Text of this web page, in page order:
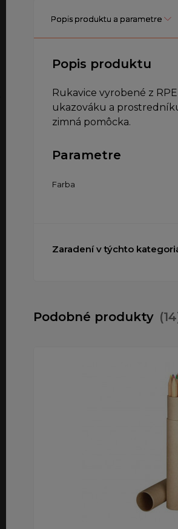
Popis produktu a parametre
Popis produktu
Rukavice vyrobené z
ukazováku a
zimná pomôcka.
Parametre
Farba
Zaradení v týchto
Podobné produkty